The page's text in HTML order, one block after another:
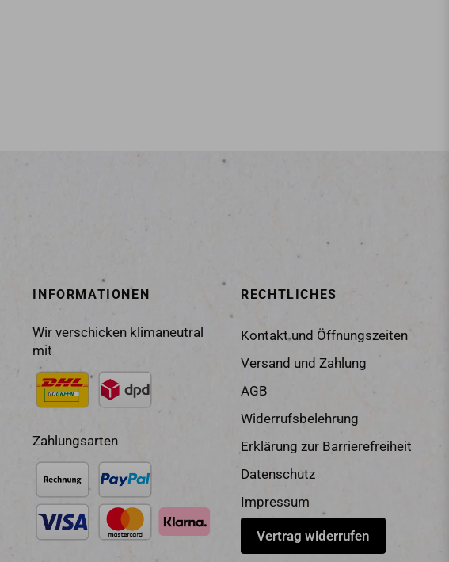
INFORMATIONEN
Wir verschicken klimaneutral
mit
Zahlungsarten
RECHTLICHES
Kontakt und Öffnungszeiten
Versand und Zahlung
AGB
Widerrufsbelehrung
Erklärung zur Barrierefreiheit
Datenschutz
Impressum
Vertrag widerrufen